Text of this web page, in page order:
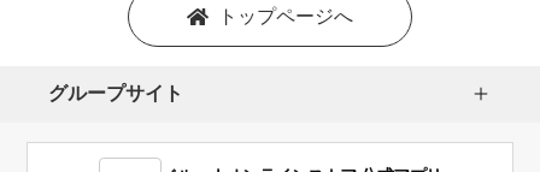
トップページへ
グループサイト